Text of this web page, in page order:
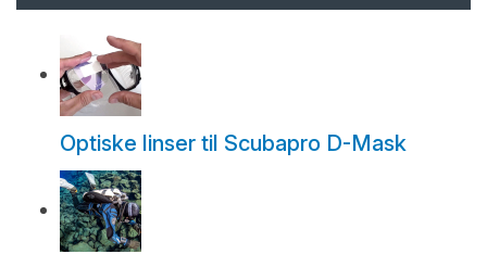
Optiske linser til Scubapro D-Mask